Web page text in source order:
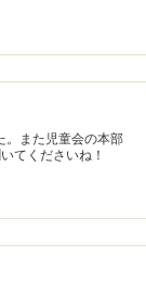
。また児童会の本部
てくださいね！